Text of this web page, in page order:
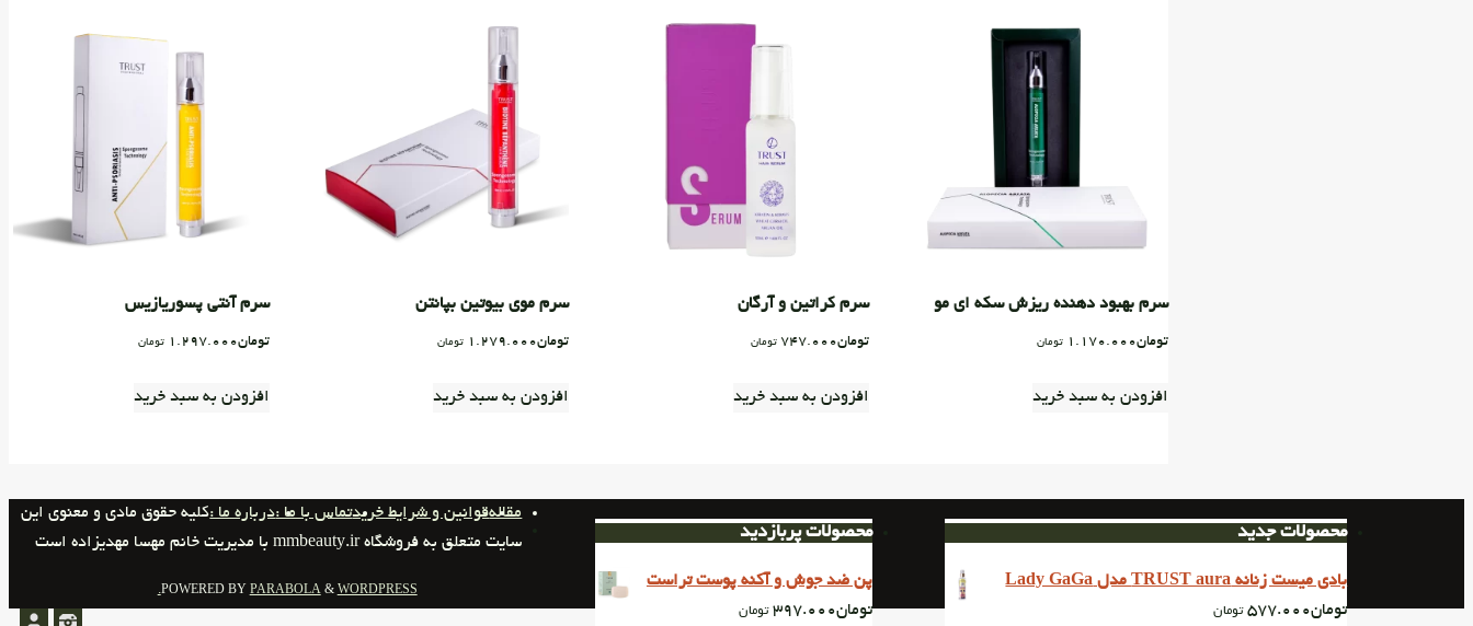
سرم بهبود دهنده ریزش سکه ای مو
تومان1.170.000 تومان
افزودن به سبد خرید
سرم کراتین و آرگان
تومان747.000 تومان
افزودن به سبد خرید
سرم موی بیوتین بپانتن
تومان1.279.000 تومان
افزودن به سبد خرید
سرم آنتی پسوریازیس
تومان1.297.000 تومان
افزودن به سبد خرید
محصولات جدید
بادی میست زنانه TRUST aura مدل Lady GaGa
تومان577.000 تومان
محصولات پربازدید
پن ضد جوش و آکنه پوست تراست
تومان397.000 تومان
مقالهقوانین و شرایط خریدتماس با ما :درباره ما :کلیه حقوق مادی و معنوی این
سایت متعلق به فروشگاه mmbeauty.ir با مدیریت خانم مهسا مهدیزاده است
POWERED BY PARABOLA& WORDPRESS.